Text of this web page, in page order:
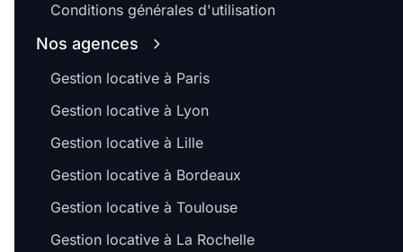
Conditions générales d'utilisation
Nos agences
Gestion locative à Paris
Gestion locative à Lyon
Gestion locative à Lille
Gestion locative à Bordeaux
Gestion locative à Toulouse
Gestion locative à La Rochelle